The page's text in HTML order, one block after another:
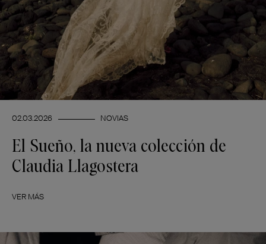
02.03.2026 NOVIAS
El Sueño, la nueva colección de
Claudia Llagostera
VER MÁS